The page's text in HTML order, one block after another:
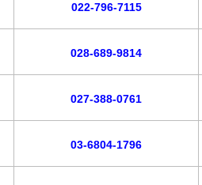
022-796-7115
028-689-9814
027-388-0761
03-6804-1796